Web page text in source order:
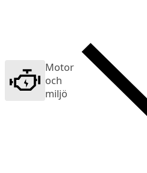
Motor
och
miljö